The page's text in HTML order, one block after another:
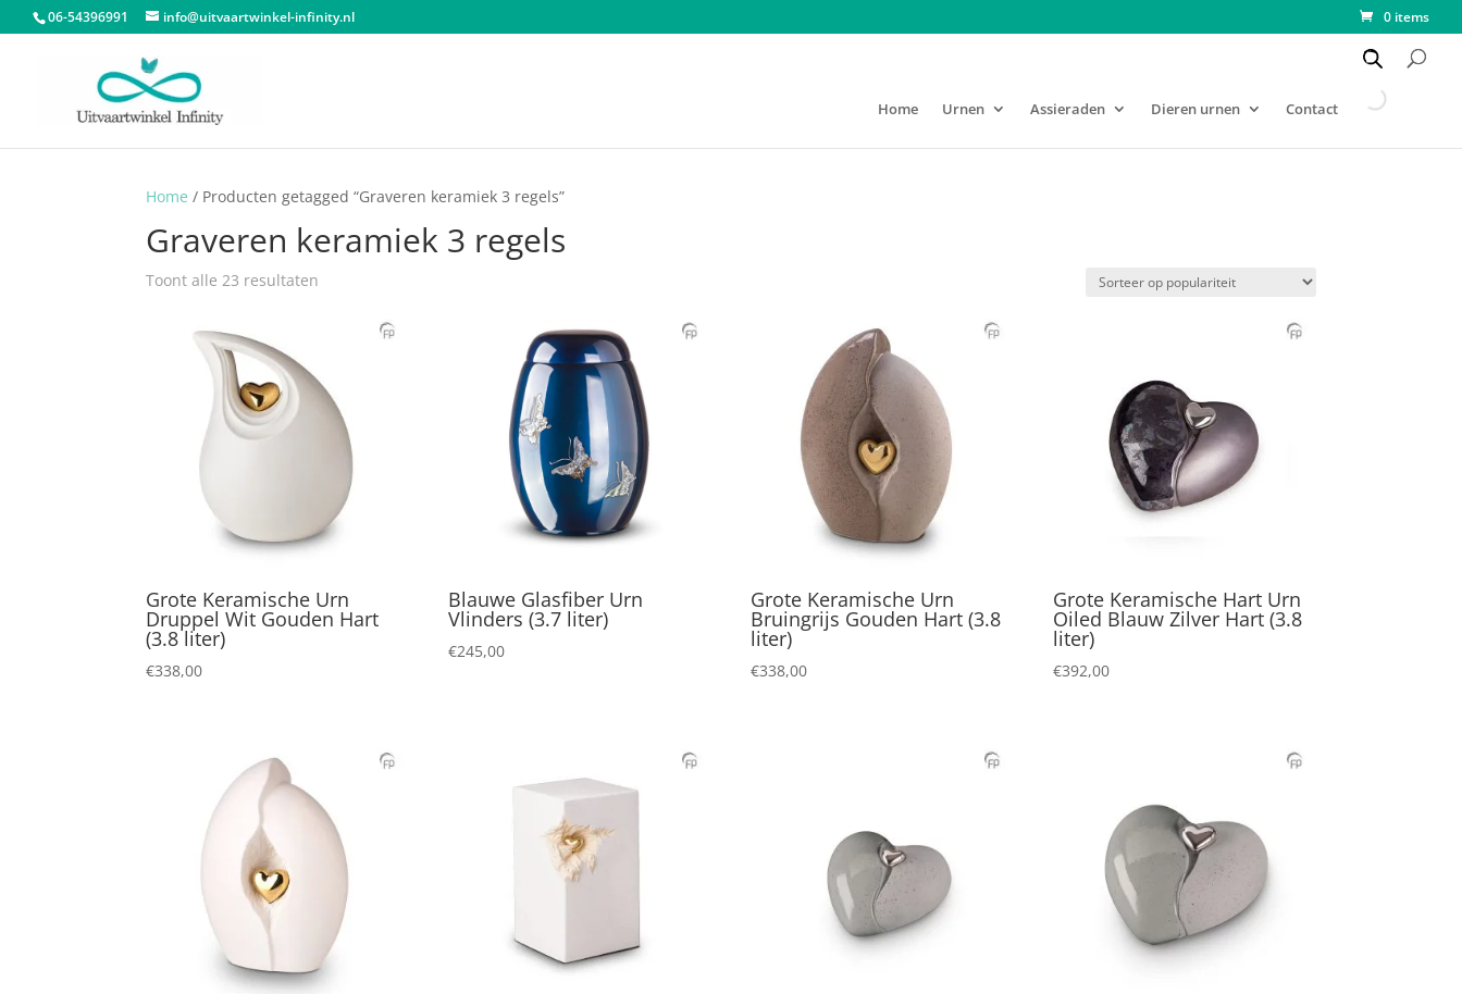
06-54396991 info@uitvaartwinkel-infinity.nl 0 items
Home Urnen Assieraden Dieren urnen Contact
Home / Producten getagged “Graveren keramiek 3 regels”
Graveren keramiek 3 regels
Toont alle 23 resultaten
populariteit
Grote Keramische Urn
Druppel Wit Gouden Hart
(3.8 liter)
€338,00
Blauwe Glasfiber Urn
Vlinders (3.7 liter)
€245,00
Grote Keramische Urn
Bruingrijs Gouden Hart (3.8
liter)
€338,00
Grote Keramische Hart Urn
Oiled Blauw Zilver Hart (3.8
liter)
€392,00